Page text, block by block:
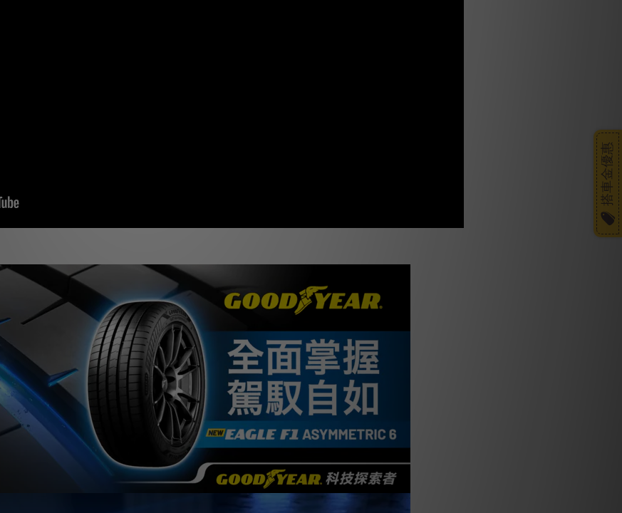
搭車金優惠